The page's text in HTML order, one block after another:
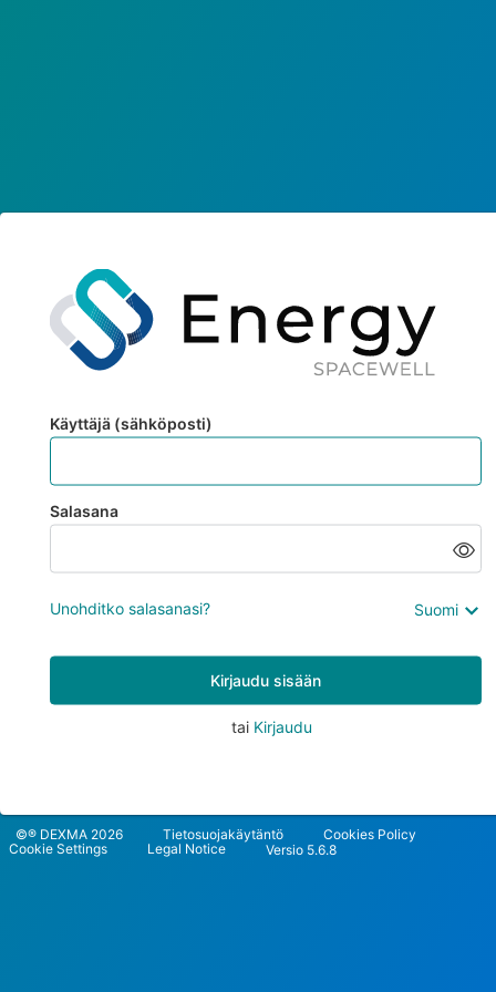
Käyttäjä (sähköposti)
Salasana
Unohditko salasanasi? Suomi
Kirjaudu sisään
tai Kirjaudu
©® DEXMA 2026 Tietosuojakäytäntö
Cookies Policy
Cookie Settings
Legal Notice Versio 5.6.8